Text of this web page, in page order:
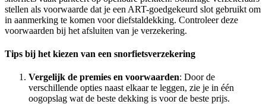
stellen als voorwaarde dat je een ART-goedgekeurd slot gebruikt om
in aanmerking te komen voor diefstaldekking. Controleer deze
voorwaarden bij het afsluiten van je verzekering.
Tips bij het kiezen van een snorfietsverzekering
Vergelijk de premies en voorwaarden: Door de
verschillende opties naast elkaar te leggen, zie je in één
oogopslag wat de beste dekking is voor de beste prijs.